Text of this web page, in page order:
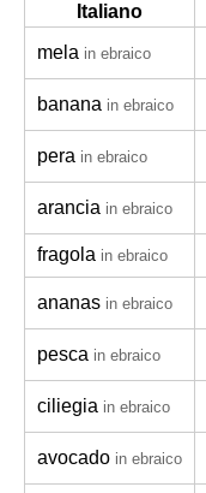
Italiano
mela in ebraico
banana in ebraico
pera in ebraico
arancia in ebraico
fragola in ebraico
ananas in ebraico
pesca in ebraico
ciliegia in ebraico
avocado in ebraico